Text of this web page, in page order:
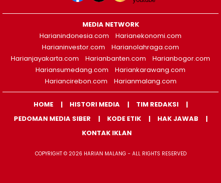
MEDIA NETWORK
Harianindonesia.com
Harianekonomi.com
Harianinvestor.com
Harianolahraga.com
Harianjayakarta.com
Harianbanten.com
Harianbogor.com
Hariansumedang.com
Hariankarawang.com
Hariancirebon.com
Harianmalang.com
HOME HISTORI MEDIA
TIM REDAKSI
PEDOMAN MEDIA SIBER
KODE ETIK
HAK JAWAB
KONTAK IKLAN
COPYRIGHT © 2026 HARIAN MALANG - ALL RIGHTS RESERVED